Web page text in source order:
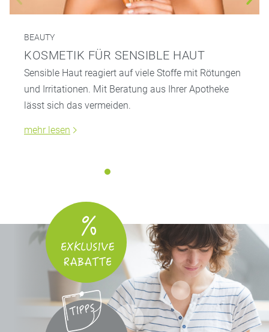
BEAUTY
KOSMETIK FÜR SENSIBLE HAUT
Sensible Haut reagiert auf viele Stoffe mit Rötungen
und Irritationen. Mit Beratung aus Ihrer Apotheke
lässt sich das vermeiden.
mehr lesen